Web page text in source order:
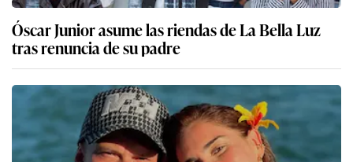
Óscar Junior asume las riendas de La Bella Luz
tras renuncia de su padre